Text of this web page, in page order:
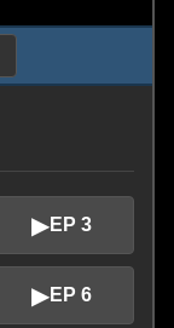
▶EP 3
▶EP 6